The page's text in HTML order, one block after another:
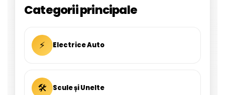
Categorii principale
⚡ Electrice Auto
🛠 Scule și Unelte